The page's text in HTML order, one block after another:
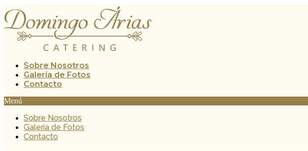
al
contenido
Sobre Nosotros
Galería de Fotos
Contacto
Menú
Sobre Nosotros
Galería de Fotos
Contacto